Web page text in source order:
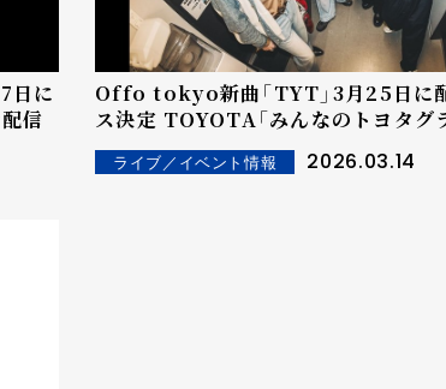
日に
信
Offo tokyo新曲「TYT」3月25日に
ス決定 TOYOTA「みんなのトヨタグ
CMに起用
ライブ／イベント情報 2026.03.14